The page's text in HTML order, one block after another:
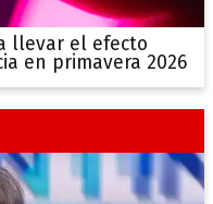
llevar el efecto
en primavera 2026